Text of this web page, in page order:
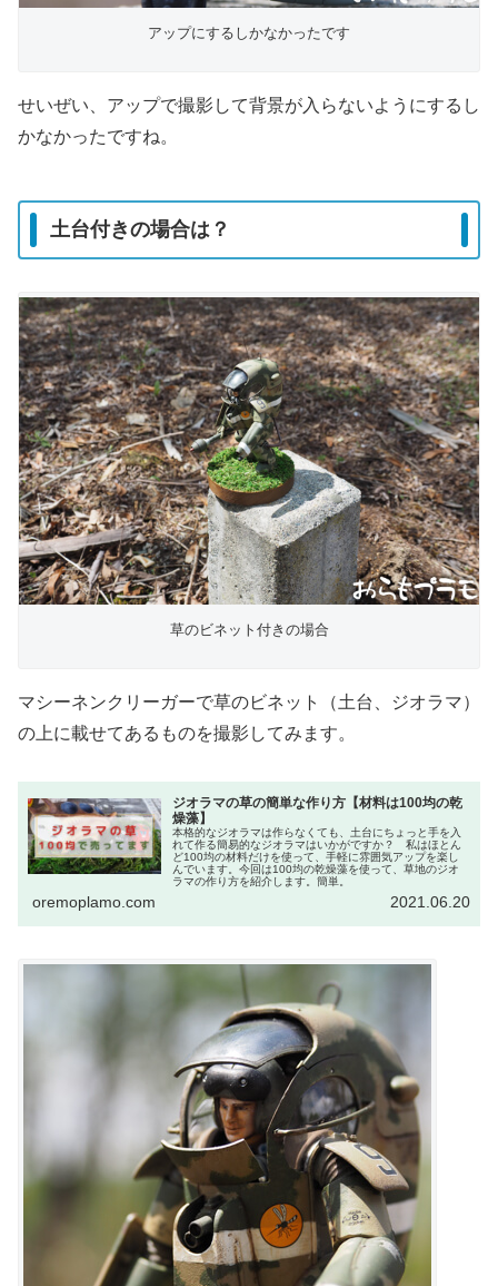
アップにするしかなかったです
せいぜい、アップで撮影して背景が入らないようにするし
かなかったですね。
土台付きの場合は？
草のビネット付きの場合
マシーネンクリーガーで草のビネット（土台、ジオラマ）
の上に載せてあるものを撮影してみます。
ジオラマの草の簡単な作り方【材料は100均の乾
燥藻】
本格的なジオラマは作らなくても、土台にちょっと手を入
れて作る簡易的なジオラマはいかがですか？ 私はほとん
ど100均の材料だけを使って、手軽に雰囲気アップを楽し
んでいます。今回は100均の乾燥藻を使って、草地のジオ
ラマの作り方を紹介します。簡単。
oremoplamo.com 2021.06.20